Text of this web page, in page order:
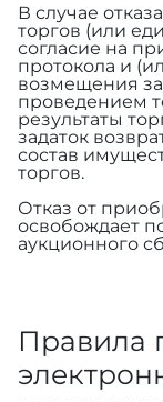
В случае
торгов (или
согласие на
протокола и
возмещения
проведением
результаты
задаток
состав
торгов.
Отказ от
освобождает
аукционного
Правила